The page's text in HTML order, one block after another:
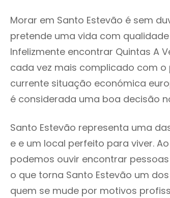
Morar em Santo Estevão é sem
pretende uma vida com
Infelizmente encontrar Quintas A
cada vez mais complicado com
currente situação económica
é considerada uma boa decisão
Santo Estevão representa uma
e e um local perfeito para viver.
podemos ouvir encontrar
o que torna Santo Estevão um
quem se mude por motivos